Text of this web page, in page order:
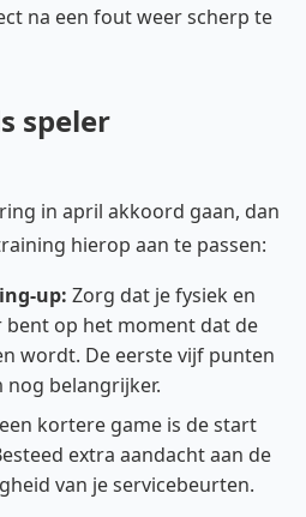
na een fout weer scherp te
speler
in april akkoord gaan, dan
hierop aan te passen:
up: Zorg dat je fysiek en
bent op het moment dat de
wordt. De eerste vijf punten
belangrijker.
kortere game is de start
extra aandacht aan de
van je servicebeurten.